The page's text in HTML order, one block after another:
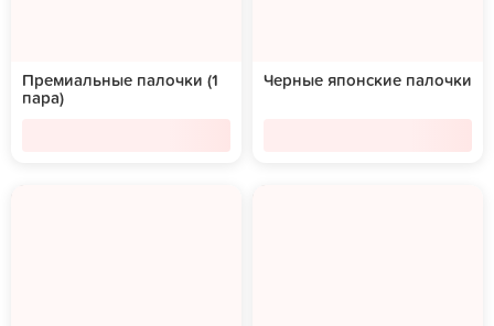
Премиальные палочки (1
пара)
Черные японские палочки